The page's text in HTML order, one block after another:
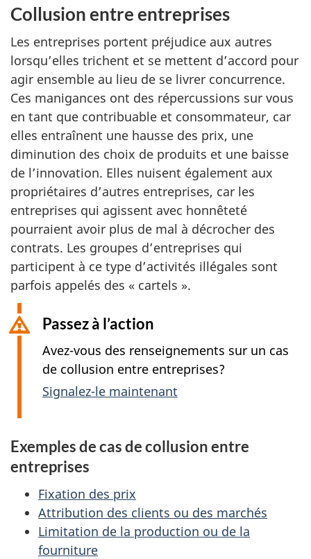
Collusion entre entreprises
Les entreprises portent préjudice aux autres
lorsqu’elles trichent et se mettent d’accord pour
agir ensemble au lieu de se livrer concurrence.
Ces manigances ont des répercussions sur vous
en tant que contribuable et consommateur, car
elles entraînent une hausse des prix, une
diminution des choix de produits et une baisse
de l’innovation. Elles nuisent également aux
propriétaires d’autres entreprises, car les
entreprises qui agissent avec honnêteté
pourraient avoir plus de mal à décrocher des
contrats. Les groupes d’entreprises qui
participent à ce type d’activités illégales sont
parfois appelés des « cartels ».
Passez à l’action
Avez-vous des renseignements sur un cas
de collusion entre entreprises?
Signalez-le maintenant
Exemples de cas de collusion entre
entreprises
Fixation des prix
Attribution des clients ou des marchés
Limitation de la production ou de la
fourniture